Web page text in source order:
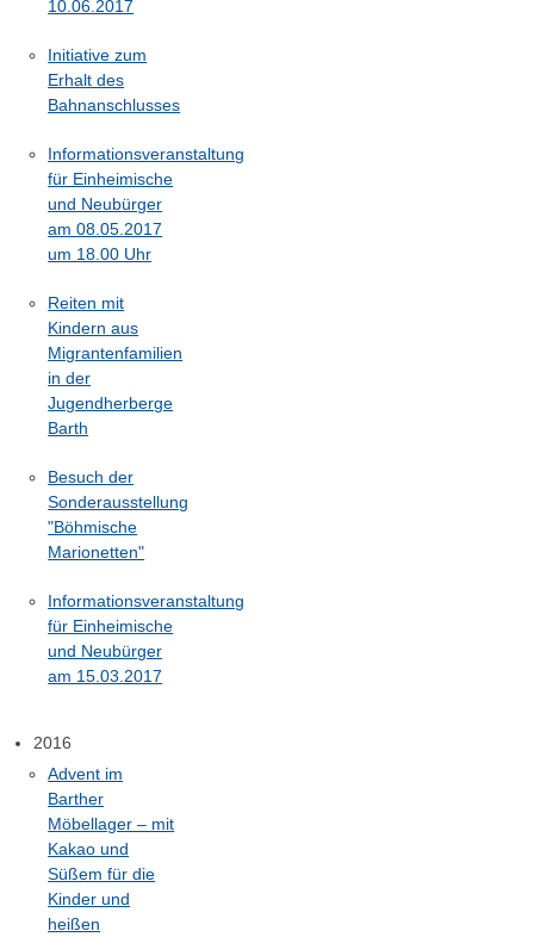
10.06.2017
Initiative zum
Erhalt des
Bahnanschlusses
Informationsveranstaltung
für Einheimische
und Neubürger
am 08.05.2017
um 18.00 Uhr
Reiten mit
Kindern aus
Migrantenfamilien
in der
Jugendherberge
Barth
Besuch der
Sonderausstellung
"Böhmische
Marionetten"
Informationsveranstaltung
für Einheimische
und Neubürger
am 15.03.2017
2016
Advent im
Barther
Möbellager – mit
Kakao und
Süßem für die
Kinder und
heißen